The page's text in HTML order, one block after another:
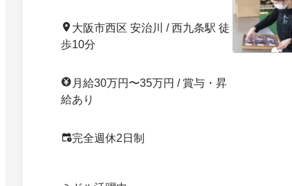
大阪市西区 安治川 / 西九条駅 徒
歩10分
月給30万円〜35万円 / 賞与・昇
給あり
完全週休2日制